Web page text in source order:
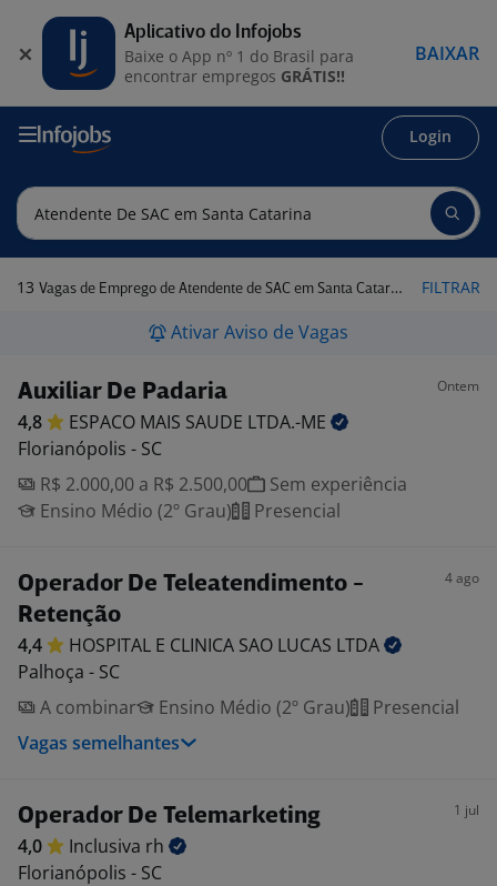
Login
13 Vagas de Emprego de Atendente de SAC em Santa Catarina FILTRAR
Ativar Aviso de Vagas
Auxiliar De Padaria Ontem
4,8 ESPACO MAIS SAUDE LTDA.-ME
Florianópolis - SC
R$ 2.000,00 a R$ 2.500,00
Sem experiência
Ensino Médio (2º Grau)
Presencial
Operador De Teleatendimento -
Retenção
4 ago
4,4 HOSPITAL E CLINICA SAO LUCAS LTDA
Palhoça - SC
A combinar
Ensino Médio (2º Grau)
Presencial
Vagas semelhantes
Operador De Telemarketing 1 jul
4,0 Inclusiva rh
Florianópolis - SC
Aplicativo do Infojobs
Baixe o App nº 1 do Brasil para
encontrar empregos GRÁTIS!!
BAIXAR